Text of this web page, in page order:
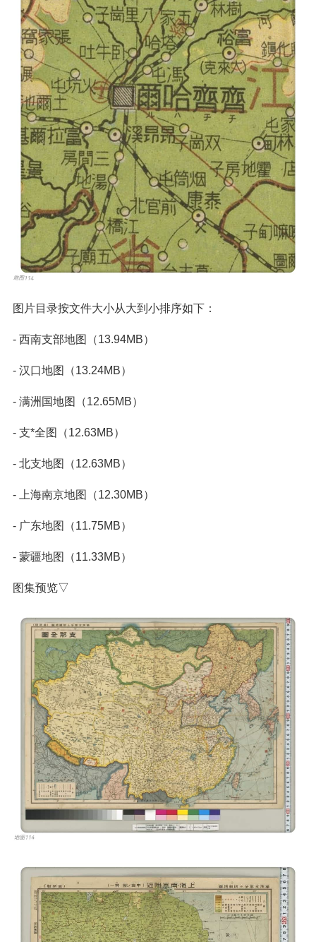
图片目录按文件大小从大到小排序如下：
- 西南支部地图（13.94MB）
- 汉口地图（13.24MB）
- 满洲国地图（12.65MB）
- 支*全图（12.63MB）
- 北支地图（12.63MB）
- 上海南京地图（12.30MB）
- 广东地图（11.75MB）
- 蒙疆地图（11.33MB）
图集预览▽